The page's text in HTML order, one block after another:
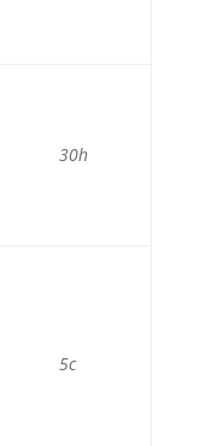
30h
5c